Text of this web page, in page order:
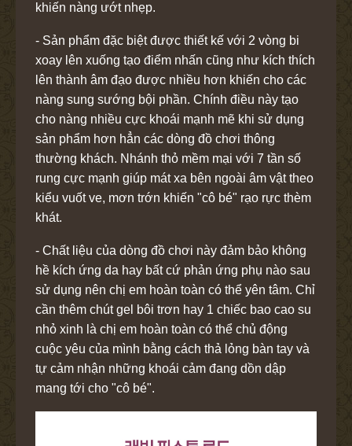
khiến nàng ướt nhẹp.
- Sản phẩm đặc biệt được thiết kế với 2 vòng bi
xoay lên xuống tạo điểm nhấn cũng như kích thích
lên thành âm đạo được nhiều hơn khiến cho các
nàng sung sướng bội phần. Chính điều này tạo
cho nàng nhiều cực khoái mạnh mẽ khi sử dụng
sản phẩm hơn hẳn các dòng đồ chơi thông
thường khách. Nhánh thỏ mềm mại với 7 tần số
rung cực mạnh giúp mát xa bên ngoài âm vật theo
kiểu vuốt ve, mơn trớn khiến "cô bé" rạo rực thèm
khát.
- Chất liệu của dòng đồ chơi này đảm bảo không
hề kích ứng da hay bất cứ phản ứng phụ nào sau
sử dụng nên chị em hoàn toàn có thể yên tâm. Chỉ
cần thêm chút gel bôi trơn hay 1 chiếc bao cao su
nhỏ xinh là chị em hoàn toàn có thể chủ động
cuộc yêu của mình bằng cách thả lỏng bàn tay và
tự cảm nhận những khoái cảm đang dồn dập
mang tới cho "cô bé".